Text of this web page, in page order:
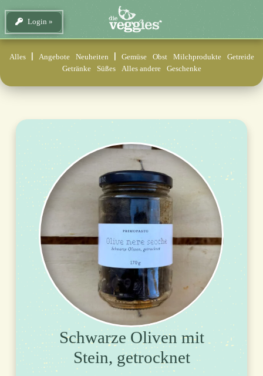
Login
Alles Angebote Neuheiten Gemüse Obst Milchprodukte
Getreide
Getränke
Süßes Alles andere Geschenke
Schwarze Oliven mit
Stein, getrocknet